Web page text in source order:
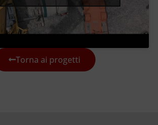
Torna ai progetti